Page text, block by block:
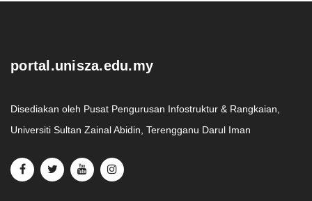
portal.unisza.edu.my
Disediakan oleh Pusat Pengurusan Infostruktur & Rangkaian,
Universiti Sultan Zainal Abidin, Terengganu Darul Iman